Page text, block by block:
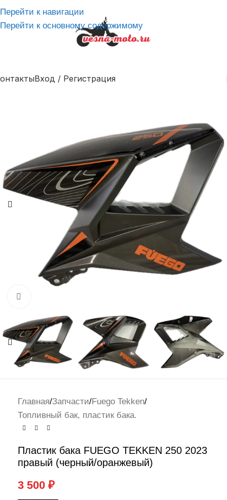
Перейти к навигации
Перейти к основному содержимому
Вход / Регистрация
Главная/Запчасти/Fuego Tekken/
Топливный бак, пластик бака.
Пластик бака FUEGO TEKKEN 250 2023
правый (черный/оранжевый)
3 500 ₽